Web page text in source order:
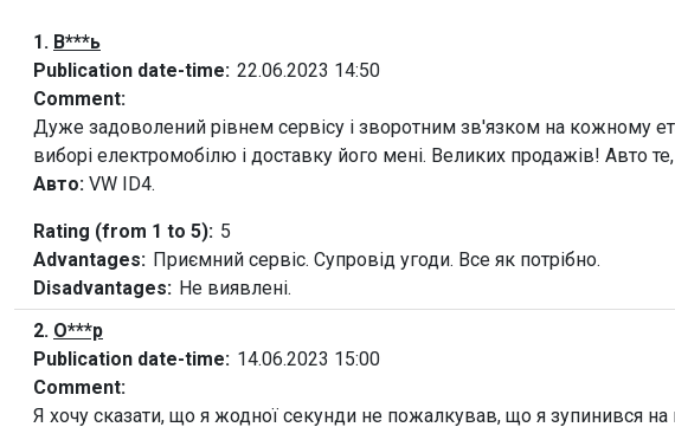
1. В***ь
Publication date-time: 22.06.2023 14:50
Comment:
Дуже задоволений рівнем сервісу і зворотним зв'язком на кожному
виборі електромобілю і доставку його мені. Великих продажів! Авто
Авто: VW ID4.
Rating (from 1 to 5): 5
Advantages: Приємний сервіс. Супровід угоди. Все як потрібно.
Disadvantages: Не виявлені.
2. О***р
Publication date-time: 14.06.2023 15:00
Comment:
Я хочу сказати, що я жодної секунди не пожалкував, що я зупинився